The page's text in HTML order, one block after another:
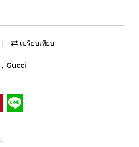
เปรียบเทียบ
, Gucci